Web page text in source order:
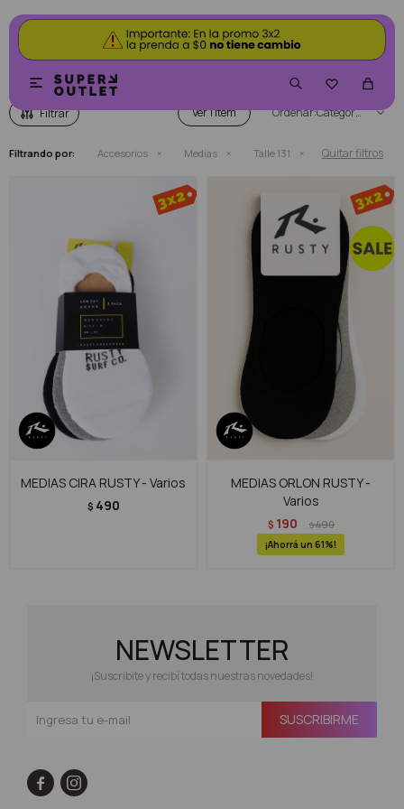


Ver Categoría
Filtrando por: Accesorios Medias Talle 131 Quitar filtros
MEDIAS CIRA RUSTY - Varios
$ 490
MEDIAS ORLON RUSTY -
Varios
$ 190 $490
61
NEWSLETTER
¡Suscribite y recibí todas nuestras novedades!
SUSCRIBIRME
 